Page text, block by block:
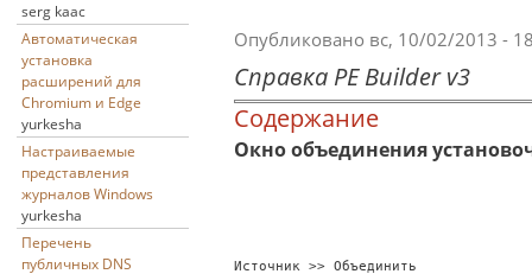
serg kaac
Автоматическая
установка
расширений для
Chromium и Edge
yurkesha
Настраиваемые
представления
журналов Windows
yurkesha
Перечень
публичных DNS
Опубликовано вс, 10/02/2013 -
Справка PE Builder v3
Содержание
Окно объединения
Источник >> Объединить